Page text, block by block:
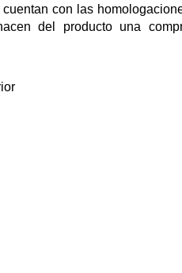
con las
del producto una